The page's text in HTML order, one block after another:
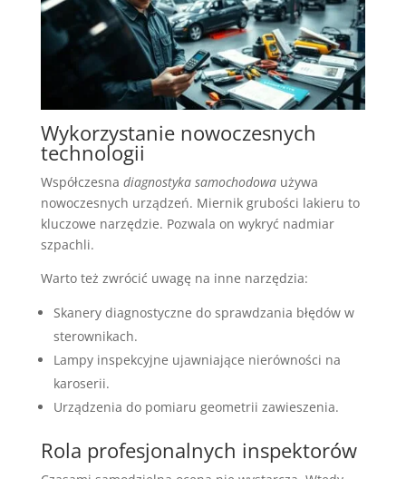
Wykorzystanie nowoczesnych
technologii
Współczesna diagnostyka samochodowaużywa
nowoczesnych urządzeń. Miernik grubości lakieru to
kluczowe narzędzie. Pozwala on wykryć nadmiar
szpachli.
Warto też zwrócić uwagę na inne narzędzia:
Skanery diagnostyczne do sprawdzania błędów w
sterownikach.
Lampy inspekcyjne ujawniające nierówności na
karoserii.
Urządzenia do pomiaru geometrii zawieszenia.
Rola profesjonalnych inspektorów